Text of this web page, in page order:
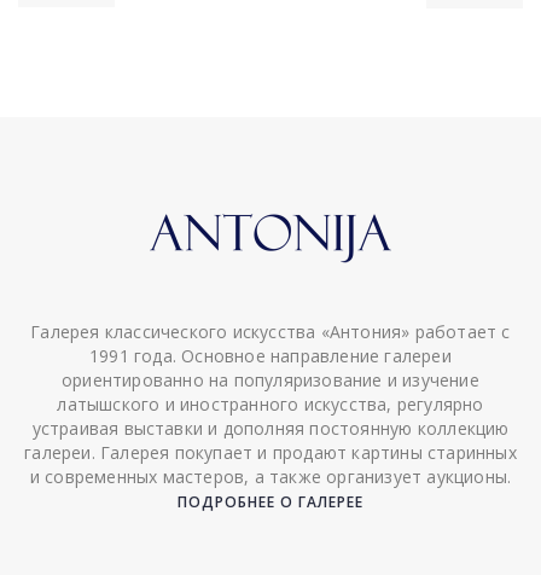
Галерея классического искусства «Антония» работает с
1991 года. Основное направление галереи
ориентированно на популяризование и изучение
латышского и иностранного искусства, регулярно
устраивая выставки и дополняя постоянную коллекцию
галереи. Галерея покупает и продают картины старинных
и современных мастеров, а также организует аукционы.
ПОДРОБНЕЕ О ГАЛЕРЕЕ